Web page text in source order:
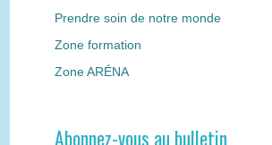
Prendre soin de notre monde
Zone formation
Zone ARÉNA
Abonnez-vous au bulletin